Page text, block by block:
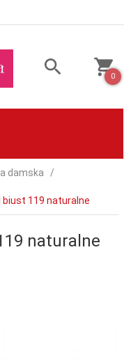
0
damska
biust 119 naturalne
naturalne